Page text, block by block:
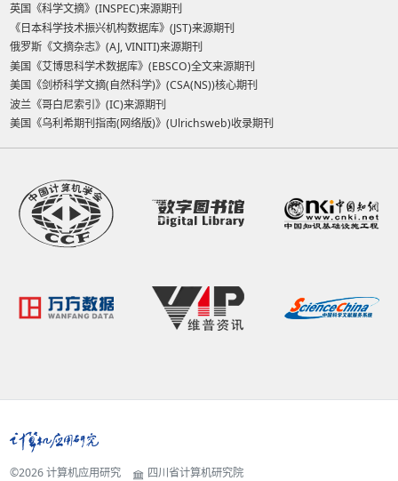
英国《科学文摘》(INSPEC)来源期刊
《日本科学技术振兴机构数据库》(JST)来源期刊
俄罗斯《文摘杂志》(AJ, VINITI)来源期刊
美国《艾博思科学术数据库》(EBSCO)全文来源期刊
美国《剑桥科学文摘(自然科学)》(CSA(NS))核心期刊
波兰《哥白尼索引》(IC)来源期刊
美国《乌利希期刊指南(网络版)》(Ulrichsweb)收录期刊
©2026 计算机应用研究 四川省计算机研究院